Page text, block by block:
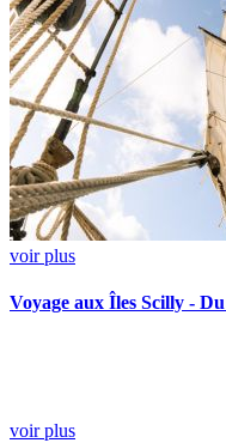
voir plus
Voyage aux Îles Scilly -
voir plus